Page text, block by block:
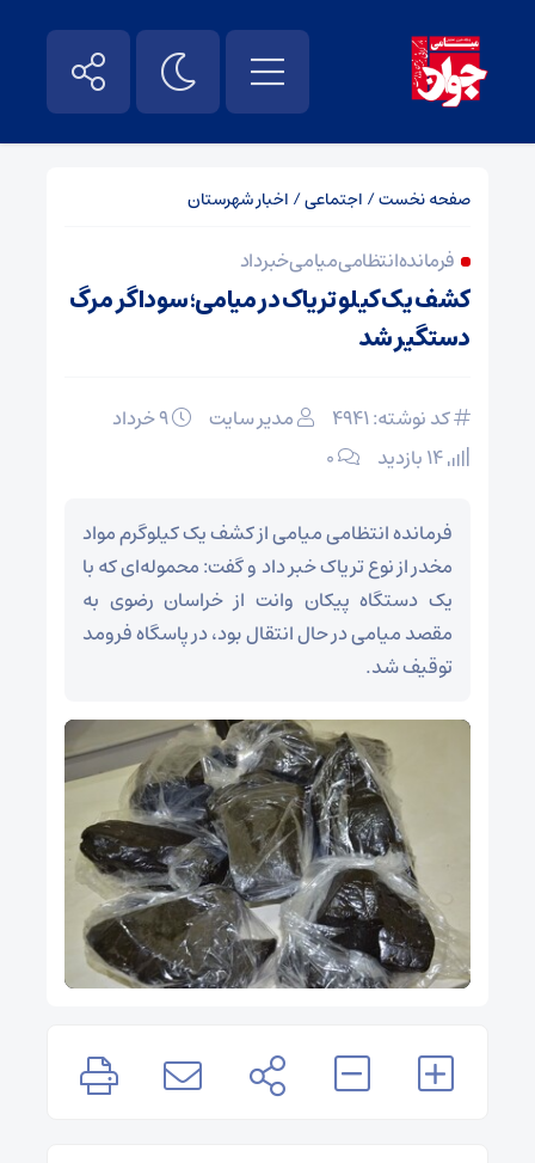
صفحه نخست/ اجتماعی/ اخبار شهرستان
فرمانده انتظامی میامی خبر داد
کشف یک کیلو تریاک در میامی؛ سوداگر مرگ
دستگیر شد
کد نوشته: 4941 مدیر سایت
۰
فرمانده انتظامی میامی از کشف یک کیلوگرم مواد
مخدر از نوع تریاک خبر داد و گفت: محموله‌ای که با
یک دستگاه پیکان وانت از خراسان رضوی به
مقصد میامی در حال انتقال بود، در پاسگاه فرومد
توقیف شد.